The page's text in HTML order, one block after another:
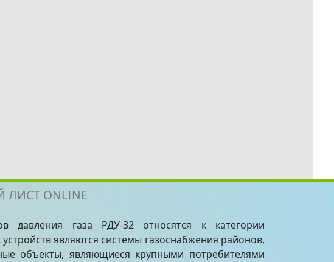
ОПРОСНЫЙ ЛИСТ ONLINE
давления газа РДУ-32 относятся к категории
являются системы газоснабжения районов,
объекты, являющиеся крупными потребителями